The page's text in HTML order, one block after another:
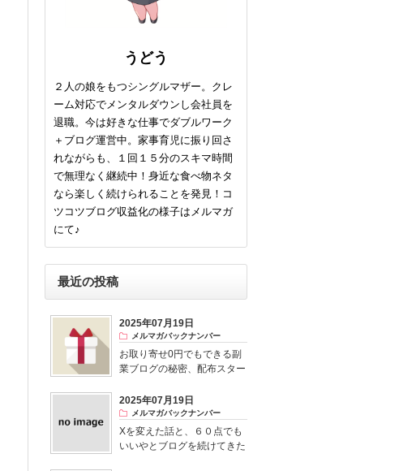
うどう
２人の娘をもつシングルマザー。クレ
ーム対応でメンタルダウンし会社員を
退職。今は好きな仕事でダブルワーク
＋ブログ運営中。家事育児に振り回さ
れながらも、１回１５分のスキマ時間
で無理なく継続中！身近な食べ物ネタ
なら楽しく続けられることを発見！コ
ツコツブログ収益化の様子はメルマガ
にて♪
最近の投稿
2025年07月19日
メルマガバックナンバー
お取り寄せ0円でもできる副
業ブログの秘密、配布スター
2025年07月19日
メルマガバックナンバー
Xを変えた話と、６０点でも
いいやとブログを続けてきた